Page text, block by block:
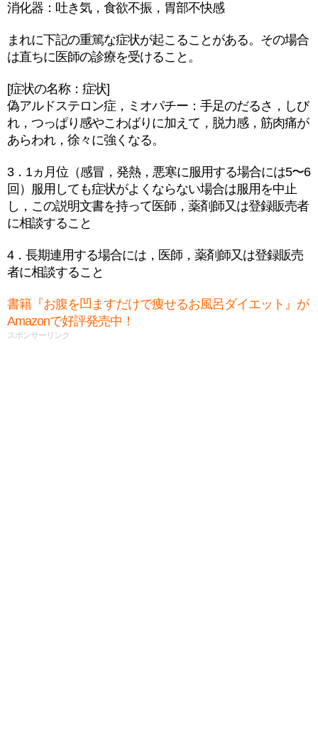
消化器：吐き気，食欲不振，胃部不快感
まれに下記の重篤な症状が起こることがある。その場合
は直ちに医師の診療を受けること。
[症状の名称：症状]
偽アルドステロン症，ミオパチー：手足のだるさ，しび
れ，つっぱり感やこわばりに加えて，脱力感，筋肉痛が
あらわれ，徐々に強くなる。
3．1ヵ月位（感冒，発熱，悪寒に服用する場合には5〜6
回）服用しても症状がよくならない場合は服用を中止
し，この説明文書を持って医師，薬剤師又は登録販売者
に相談すること
4．長期連用する場合には，医師，薬剤師又は登録販売
者に相談すること
書籍『お腹を凹ますだけで痩せるお風呂ダイエット』が
Amazonで好評発売中！
スポンサーリンク